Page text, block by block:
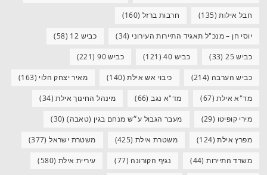
חבל אילות(135) חרבות ברזל (160)
יוסי חן – מנכ"ל תאגיד התיירות העירוני (34) כביש 12 (58)
כביש 25 (33) כביש 40 (121) כביש 90 (221)
כביש הערבה (214) כיבוי אש אילת(140) מאיר יצחק הלוי (163)
מד"א אילת(67) מד"א נגב(66) מינהל החינוך אילת(34)
מירי קופיטו (29) מעבר הגבול ע״ש מנחם בגין (טאבה)(30)
מפרץ אילת(124) משטרת אילת (425) משטרת ישראל(377)
משרד התיירות(44) נגיף הקורונה (77) עיריית אילת (580)